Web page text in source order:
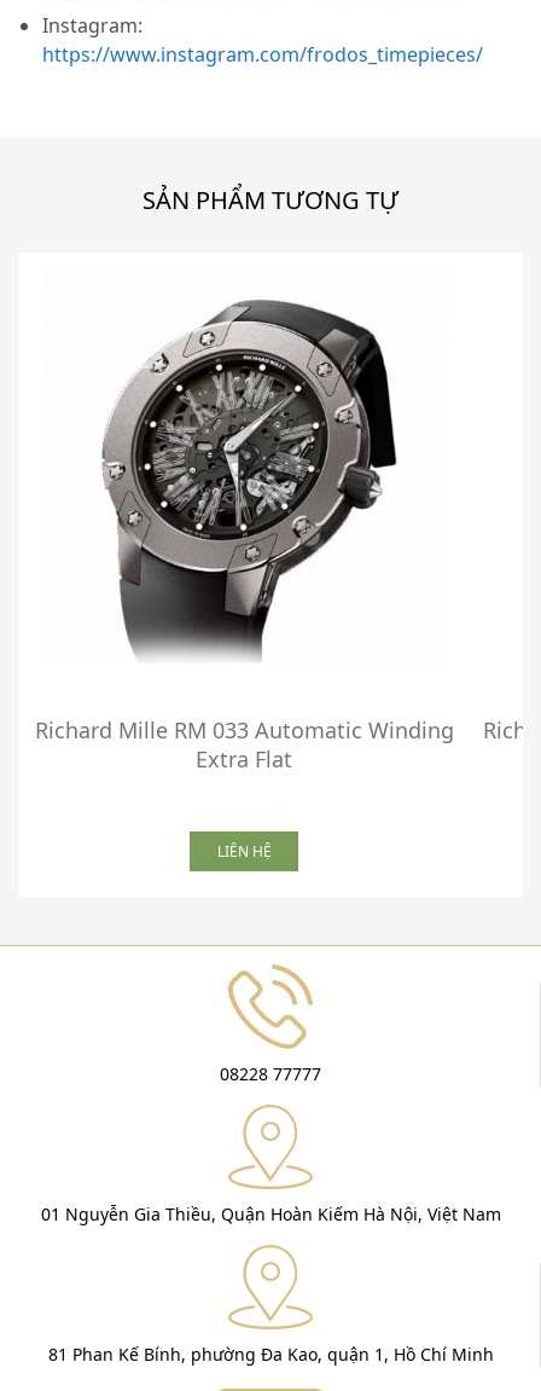
Instagram:
https://www.instagram.com/frodos_timepieces/
SẢN PHẨM TƯƠNG TỰ
Richard Mille RM 033 Automatic Winding
Extra Flat
LIÊN HỆ
08228 77777
01 Nguyễn Gia Thiều, Quận Hoàn Kiếm Hà Nội, Việt Nam
81 Phan Kế Bính, phường Đa Kao, quận 1, Hồ Chí Minh